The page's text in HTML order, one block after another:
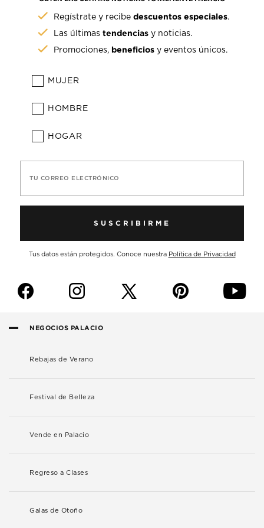
Regístrate y recibedescuentos especiales.
Las últimastendencias y noticias.
Promociones, beneficios y eventos únicos.
MUJER
HOMBRE
HOGAR
TU CORREO ELECTRÓNICO
SUSCRIBIRME
Tus datos están protegidos. Conoce nuestra Política de Privacidad
f i p y
NEGOCIOS PALACIO
Rebajas de Verano
Festival de Belleza
Vende en Palacio
Regreso a Clases
Galas de Otoño